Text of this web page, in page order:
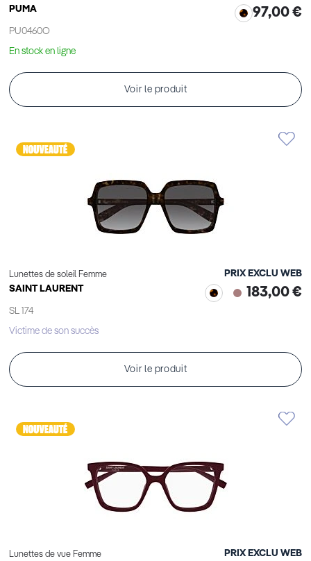
PUMA
PU0460O
97,00 €
En stock en ligne
Voir le produit
Lunettes de soleil Femme
SAINT LAURENT
SL 174
PRIX EXCLU WEB
183,00 €
Victime de son succès
Voir le produit
Lunettes de vue Femme PRIX EXCLU WEB